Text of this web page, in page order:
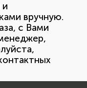
и
вручную.
с Вами